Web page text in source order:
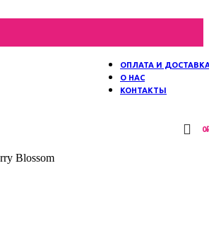
ОПЛАТА И
О НАС
КОНТАКТЫ
0
Blossom